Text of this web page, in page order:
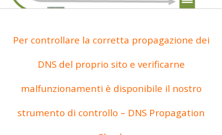
Per controllare la corretta propagazione dei
DNS del proprio sito e verificarne
malfunzionamenti è disponibile il nostro
strumento di controllo – DNS Propagation